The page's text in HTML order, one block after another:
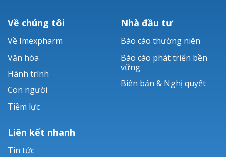
Về chúng tôi
Về Imexpharm
Văn hóa
Hành trình
Con người
Tiềm lực
Nhà đầu tư
Báo cáo thường niên
Báo cáo phát triển bền
vững
Biên bản & Nghị quyết
Liên kết nhanh
Tin tức